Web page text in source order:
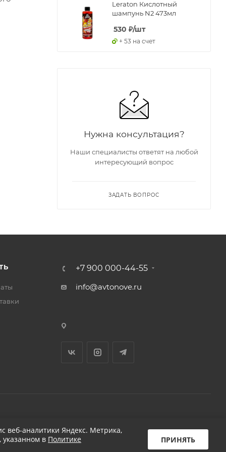
Leraton Кислотный
шампунь N2 473мл
530 ₽/шт
+ 53 на счет
Нужна консультация?
Наши специалисты ответят на любой
интересующий вопрос
ЗАДАТЬ ВОПРОС
+7 900 000-44-55
info@avtonove.ru
Разработано в KAPUSTA LAB
веб-аналитики Яндекс. Метрика,
в Политике ПРИНЯТЬ